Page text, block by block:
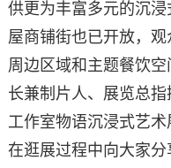
供更为丰富多元的沉
屋商铺街也已开放，
周边区域和主题餐饮
长兼制片人、展览总
工作室物语沉浸式艺
在逛展过程中向大家